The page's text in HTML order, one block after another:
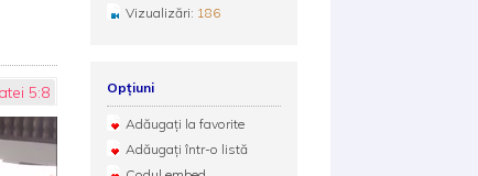
5:8
Vizualizări: 186
Opțiuni
Adăugați la favorite
Adăugați într-o listă